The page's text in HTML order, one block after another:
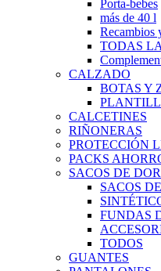
Porta-bebes
más de 40 l
Recambios
TODAS
CALZADO
BOTAS Y
CALCETINES
RIÑONERAS
PROTECCIÓN
PACKS
SACOS DE
SACOS
FUNDAS
TODOS
GUANTES